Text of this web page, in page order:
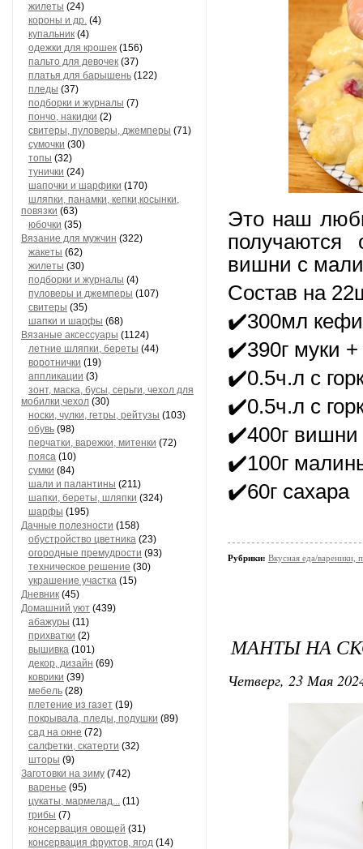
жилеты (24)
короны и др. (4)
купальник (4)
одежки для крошек (156)
пальто для девочек (37)
платья для барышень (122)
пледы (37)
подборки и журналы (7)
пончо, накидки (2)
свитеры, пуловеры, джемперы (71)
сумочки (30)
топы (32)
тунички (24)
шапочки и шарфики (170)
шляпки, панамки, кепки,косынки,
повязки (63)
юбочки (35)
Вязание для мужчин (322)
жакеты (62)
жилеты (30)
подборки и журналы (4)
пуловеры и джемперы (107)
свитеры (35)
шапки и шарфы (68)
Вязаные аксессуары (1124)
летние шляпки, береты (44)
воротнички (19)
аппликации (3)
зонт, маска, бусы, серьги, чехол для
мобилки,чехол (30)
носки, чулки, гетры, рейтузы (103)
обувь (98)
перчатки, варежки, митенки (72)
пояса (10)
сумки (84)
шали и палантины (211)
шапки, береты, шляпки (324)
шарфы (195)
Дачные полезности (158)
обустройство цветника (23)
огородные премудрости (93)
техническое решение (30)
украшение участка (15)
Дневник (45)
Домашний уют (439)
абажуры (11)
прихватки (2)
вышивка (101)
декор, дизайн (69)
коврики (39)
мебель (28)
плетение из газет (19)
покрывала, пледы, подушки (89)
сад на окне (72)
салфетки, скатерти (32)
шторы (9)
Заготовки на зиму (742)
варенье (95)
цукаты, мармелад... (11)
грибы (7)
консервация овощей (31)
консервация фруктов, ягод (14)
Это наш
вишни с
Состав на
✔️300мл
✔️390г муки +
✔️0.5ч.л с
✔️0.5ч.л с
✔️400г вишни
✔️100г
✔️60г сахара
Рубрики: Вкусная еда/вареники,
МАНТЫ НА
Четверг, 23 Мая